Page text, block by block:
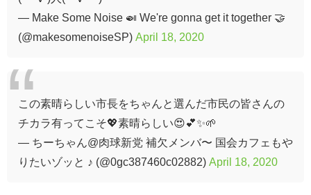
— Make Some Noise 🍛 We're gonna get it together 🤝
(@makesomenoiseSP) April 18, 2020
この素晴らしい市長をちゃんと選んだ市民の皆さんの
チカラ有ってこそ💖素晴らしい😍💕✨🌱
— ちーちゃん@肉球新党 補欠メンバ〜 国会カフェもや
りたいゾッと ♪ (@0gc387460c02882) April 18, 2020